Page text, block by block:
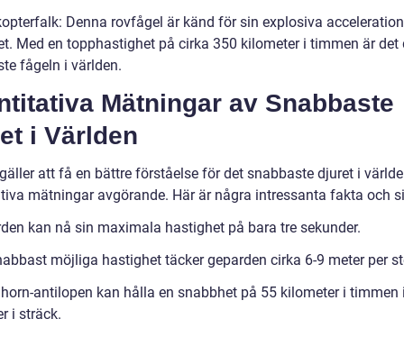
Denna rovfågel är känd för sin explosiva
Med en topphastighet på cirka 350 kilometer i timmen är det
fågeln i världen.
Mätningar av Snabbaste
i Världen
att få en bättre förståelse för det snabbaste djuret i
mätningar avgörande. Här är några intressanta fakta och
kan nå sin maximala hastighet på bara tre sekunder.
möjliga hastighet täcker geparden cirka 6-9 meter per
antilopen kan hålla en snabbhet på 55 kilometer i timmen
i sträck.